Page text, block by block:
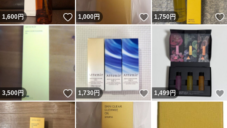
1,600円 いいね！
1,000円 いいね！
1,750円
3,500円 いいね！
1,730円 いいね！
1,499円